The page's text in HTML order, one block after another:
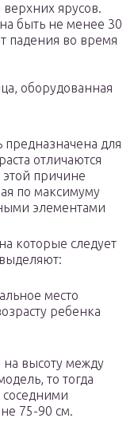
ярусов.
быть не менее 30
падения во время
оборудованная
предназначена для
отличаются
причине
по максимуму
элементами
которые следует
место
ребенка
высоту между
то тогда
соседними
75-90 см.